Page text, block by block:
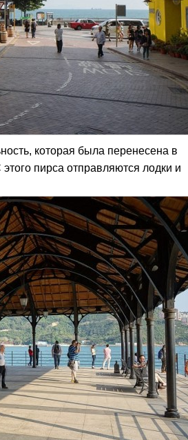
которая была перенесена в
пирса отправляются лодки и